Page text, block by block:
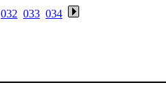
032 033 034